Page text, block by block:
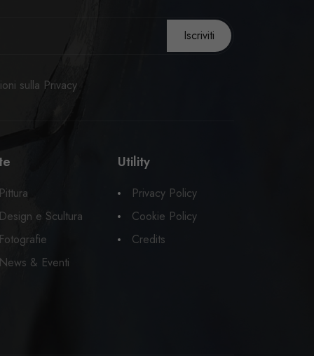
sulla Privacy
Iscriviti
e Scultura
& Eventi
Utility
Privacy Policy
Cookie Policy
Credits